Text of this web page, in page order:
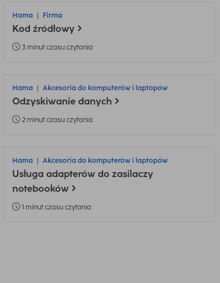
Hama Firma
Kod źródłowy
3 minut czasu czytania
Hama Akcesoria do komputerów i laptopów
Odzyskiwanie danych
2 minut czasu czytania
Hama Akcesoria do komputerów i laptopów
Usługa adapterów do zasilaczy
notebooków
1 minut czasu czytania